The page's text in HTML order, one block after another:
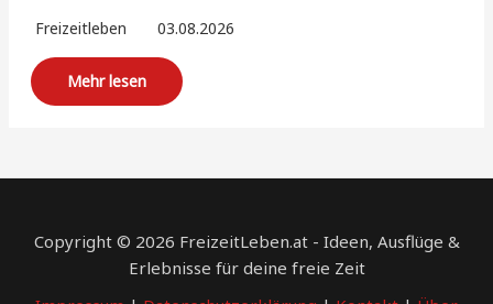
Freizeitleben 03.08.2026
Mehr lesen
Copyright © 2026 FreizeitLeben.at - Ideen, Ausflüge &
Erlebnisse für deine freie Zeit